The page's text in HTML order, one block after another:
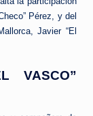
Pérez, y del
Javier “El
VASCO”